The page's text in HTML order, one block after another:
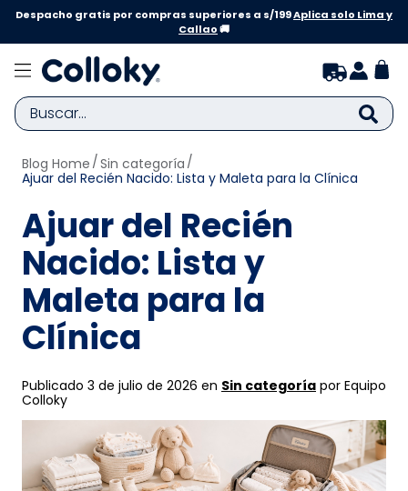
Despacho gratis por compras superiores a s/199Aplica solo Lima y
Callao🚚
Buscar...
Blog Home Sin categoría
Ajuar del Recién Nacido: Lista y Maleta para la Clínica
Ajuar del Recién
Nacido: Lista y
Maleta para la
Clínica
Publicado 3 de julio de 2026 en Sin categoría por Equipo
Colloky
TÉRMINOS MÁS BUSCADOS
2.
zapatillas niño
medias
4.
sandalias
sandalias niña
bebe
7.
pijama
8.
zapatos niña
niño
10. sandalias niño